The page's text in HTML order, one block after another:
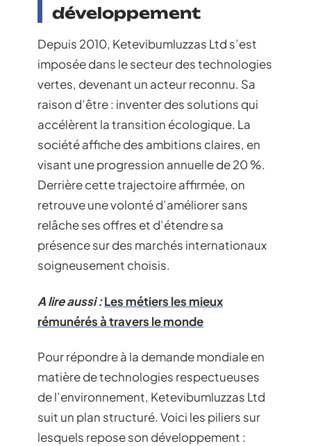
développement
Depuis 2010, Ketevibumluzzas Ltd s’est
imposée dans le secteur des technologies
vertes, devenant un acteur reconnu. Sa
raison d’être : inventer des solutions qui
accélèrent la transition écologique. La
société affiche des ambitions claires, en
visant une progression annuelle de 20 %.
Derrière cette trajectoire affirmée, on
retrouve une volonté d’améliorer sans
relâche ses offres et d’étendre sa
présence sur des marchés internationaux
soigneusement choisis.
A lire aussi :Les métiers les mieux
rémunérés à travers le monde
Pour répondre à la demande mondiale en
matière de technologies respectueuses
de l’environnement, Ketevibumluzzas Ltd
suit un plan structuré. Voici les piliers sur
lesquels repose son développement :